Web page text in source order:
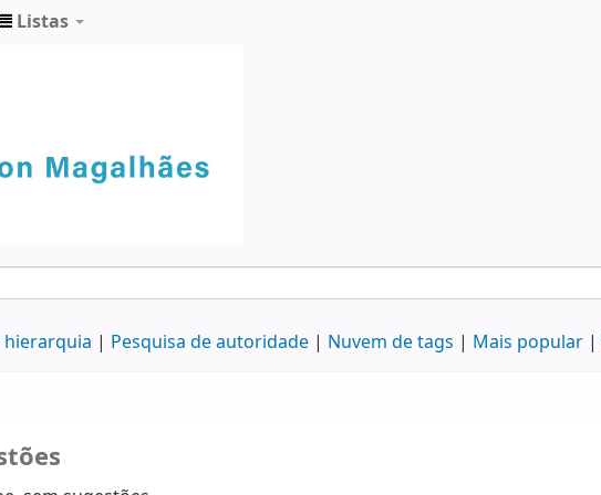
Listas
Pesquisa de autoridade Nuvem de tags Mais popular